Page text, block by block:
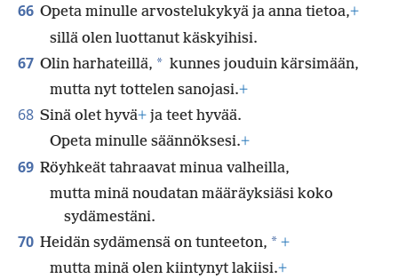
66 Opeta minulle arvostelukykyä ja anna tietoa,+
sillä olen luottanut käskyihisi.
67 Olin harhateillä, * kunnes jouduin kärsimään,
mutta nyt tottelen sanojasi.+
68 Sinä olet hyvä+ ja teet hyvää.
Opeta minulle säännöksesi.+
69 Röyhkeät tahraavat minua valheilla,
mutta minä noudatan määräyksiäsi koko
sydämestäni.
70 Heidän sydämensä on tunteeton, * +
mutta minä olen kiintynyt lakiisi.+